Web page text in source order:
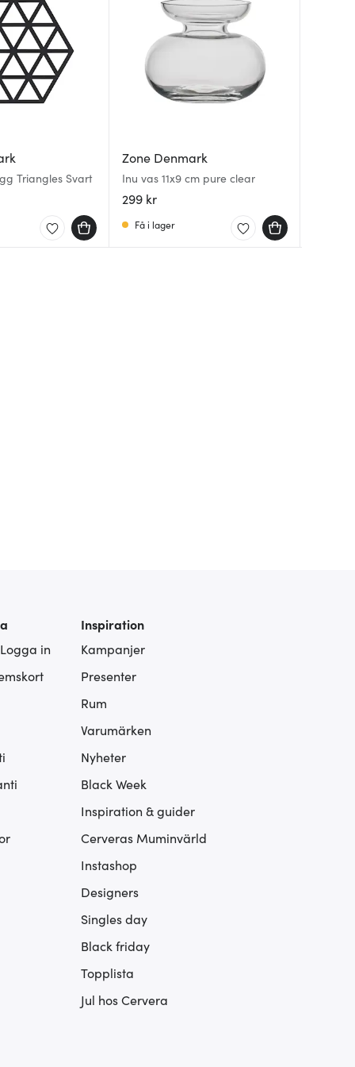
Triangles Svart
Zone Denmark
Inu vas 11x9 cm pure clear
299 kr
Få i lager
in
Inspiration
Kampanjer
Presenter
Rum
Varumärken
Nyheter
Black Week
Inspiration & guider
Cerveras Muminvärld
Instashop
Designers
Singles day
Black friday
Topplista
Jul hos Cervera